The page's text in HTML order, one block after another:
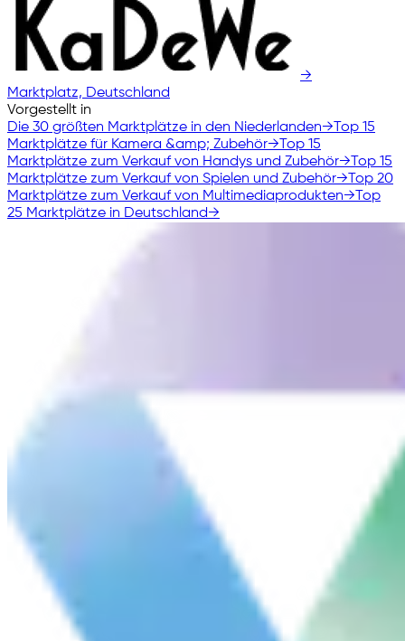
→
Marktplatz, Deutschland
Vorgestellt in
Die 30 größten Marktplätze in den Niederlanden→ Top 15
Marktplätze für Kamera &amp; Zubehör→ Top 15
Marktplätze zum Verkauf von Handys und Zubehör→ Top 15
Marktplätze zum Verkauf von Spielen und Zubehör→ Top 20
Marktplätze zum Verkauf von Multimediaprodukten→ Top
25 Marktplätze in Deutschland→